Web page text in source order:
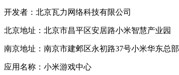
开发者：北京瓦力网络科技有限公司
北京地址：北京市昌平区安居路小米智慧产业园
南京地址：南京市建邺区永初路37号小米华东总部
应用名称：小米游戏中心